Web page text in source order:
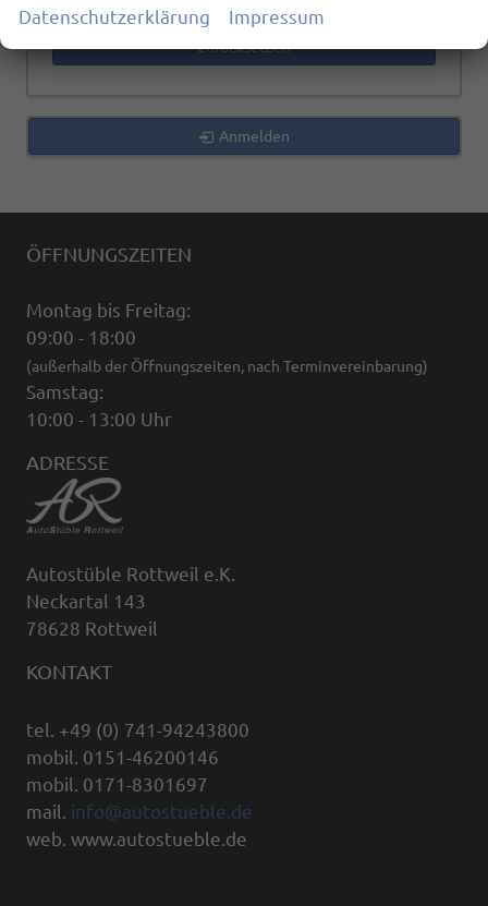
zurücksetzen
Anmelden
ÖFFNUNGSZEITEN
Montag bis Freitag:
09:00 - 18:00
(außerhalb der Öffnungszeiten, nach Terminvereinbarung)
Samstag:
10:00 - 13:00 Uhr
ADRESSE
Autostüble Rottweil e.K.
Neckartal 143
78628 Rottweil
KONTAKT
tel. +49 (0) 741-94243800
mobil. 0151-46200146
mobil. 0171-8301697
mail. info@autostueble.de
web. www.autostueble.de
Datenschutzerklärung Impressum